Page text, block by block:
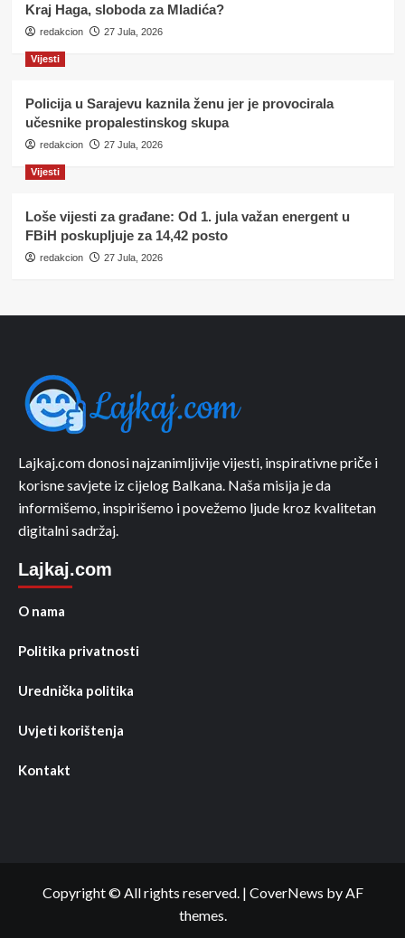
Kraj Haga, sloboda za Mladića?
redakcion 27 Jula, 2026
Vijesti
Policija u Sarajevu kaznila ženu jer je provocirala
učesnike propalestinskog skupa
redakcion 27 Jula, 2026
Vijesti
Loše vijesti za građane: Od 1. jula važan energent u
FBiH poskupljuje za 14,42 posto
redakcion 27 Jula, 2026
Lajkaj.com donosi najzanimljivije vijesti, inspirativne priče i
korisne savjete iz cijelog Balkana. Naša misija je da
informišemo, inspirišemo i povežemo ljude kroz kvalitetan
digitalni sadržaj.
Lajkaj.com
O nama
Politika privatnosti
Urednička politika
Uvjeti korištenja
Kontakt
Copyright © All rights reserved. | CoverNews by AF
themes.